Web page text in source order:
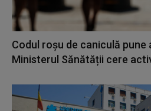
Codul roșu de caniculă
Ministerul Sănătății cere